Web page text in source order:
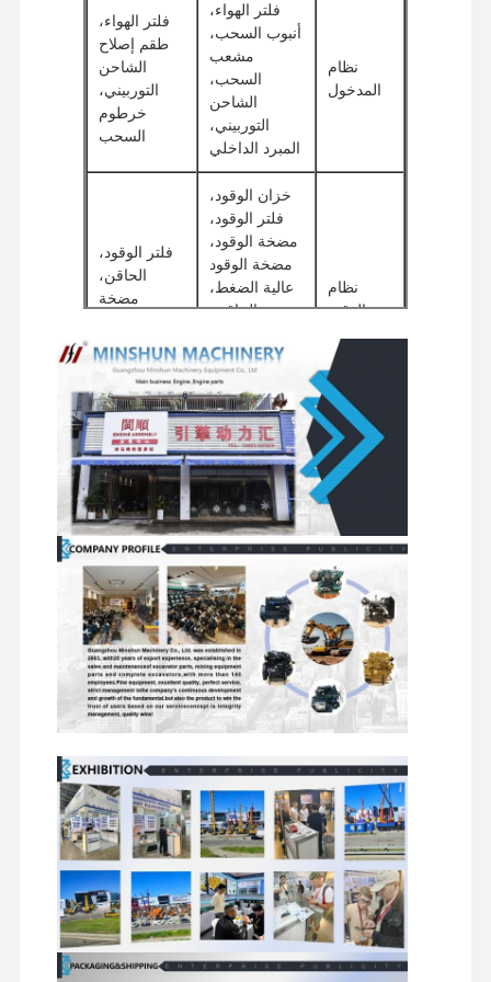
محرك ميتسوبيشي
قطع غيار المحركات الأخرى
نظام التحكم الإلكتروني
المكونات الكهربائية للمحرك
نظام وقود المحرك
الأجزاء الهيدروليكية للحفارة
قطع غيار حفارة
نظام
المدخول
فلتر الهواء،
أنبوب السحب،
مشعب
السحب،
الشاحن
التوربيني،
المبرد الداخلي
فلتر الهواء،
طقم إصلاح
الشاحن
التوربيني،
خرطوم
السحب
نظام
الوقود
خزان الوقود،
فلتر الوقود،
مضخة الوقود،
مضخة الوقود
عالية الضغط،
الحاقن،
الحديدية
المشتركة، خط
العودة
فلتر الوقود،
الحاقن،
مضخة
الزيت
نظام
قطار
الصمام
عمود الحدبات،
الصمام، زنبرك
الصمام، الذراع
الهزاز، قضيب
الدفع، تروس/
سلسلة
التوقيت
ختم زيت
الصمام،
زنبرك
الصمام،
سلسلة
التوقيت
العمود
المرفقي
توصيل
رود
كتلة
الأسطوانة،
بطانة
الأسطوانة،
المكبس،
قضيب
التوصيل،
العمود
دولاب الموازنة
حلقات
المكبس،
بطانة
الأسطوانة،
قضيب
التوصيل،
محامل
العمود
المرفقي
مضخة الزيت،
فلتر الزيت،
فلتر الزيت،